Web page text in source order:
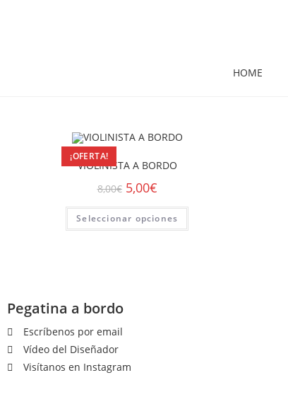
HOME
¡OFERTA!
VIOLINISTA A BORDO
8,00€ 5,00€
Seleccionar opciones
Pegatina a bordo
Escríbenos por email
Vídeo del Diseñador
Visítanos en Instagram